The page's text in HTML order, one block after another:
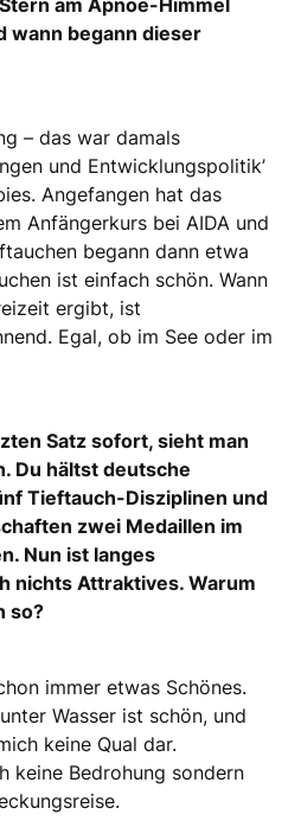
wann begann dieser
– das war damals
und Entwicklungspolitik’
Angefangen hat das
Anfängerkurs bei AIDA und
begann dann etwa
ist einfach schön. Wann
ergibt, ist
Egal, ob im See oder im
Satz sofort, sieht man
Du hältst deutsche
Tieftauch-Disziplinen und
zwei Medaillen im
Nun ist langes
nichts Attraktives. Warum
so?
immer etwas Schönes.
Wasser ist schön, und
keine Qual dar.
keine Bedrohung sondern